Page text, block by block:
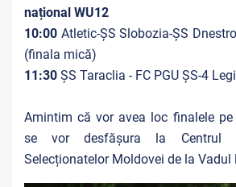
național WU12
10:00 Atletic-ȘS Slobozia-ȘS
(finala mică)
11:30 ȘS Taraclia - FC PGU ȘS-4
Amintim că vor avea loc finalele
se vor desfășura la Centrul
Selecționatelor Moldovei de la Vadul